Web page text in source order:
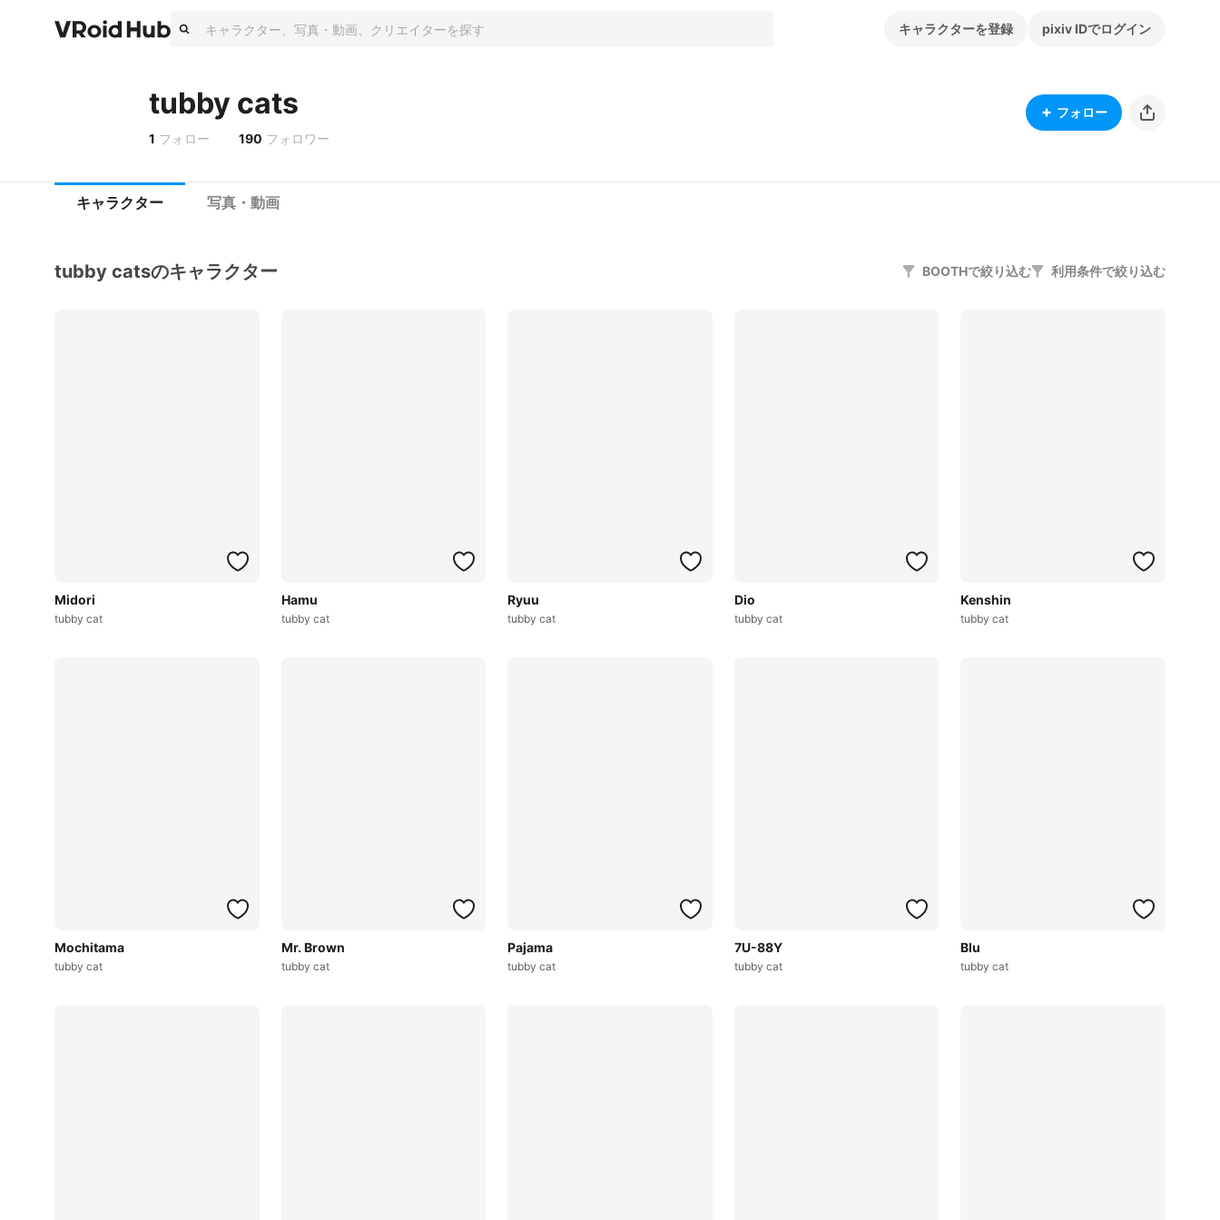
キャラクターを登録 pixiv IDでログイン
tubby cats
1 フォロー 190 フォロワー
フォロー
キャラクター 写真・動画
tubby catsのキャラクター BOOTHで絞り込む 利用条件で絞り込む
Midori
tubby cat
Hamu
tubby cat
Ryuu
tubby cat
Dio
tubby cat
Kenshin
tubby cat
Mochitama
tubby cat
Mr. Brown
tubby cat
Pajama
tubby cat
7U-88Y
tubby cat
Blu
tubby cat